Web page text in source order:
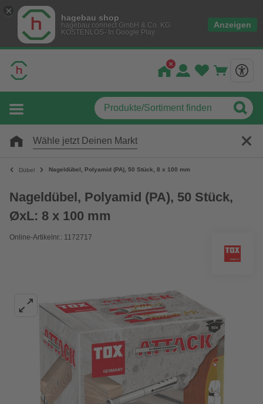
hagebau shop
hagebau connect GmbH & Co. KG
KOSTENLOS- In Google Play
Anzeigen
Wähle jetzt Deinen Markt
Dübel Nageldübel, Polyamid (PA), 50 Stück, 8 x 100 mm
Nageldübel, Polyamid (PA), 50 Stück,
ØxL: 8 x 100 mm
Online-Artikelnr.: 1172717